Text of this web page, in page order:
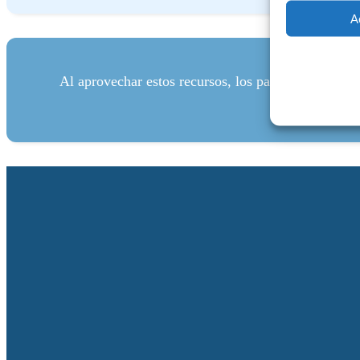
Al aprovechar estos recursos, los partners pueden